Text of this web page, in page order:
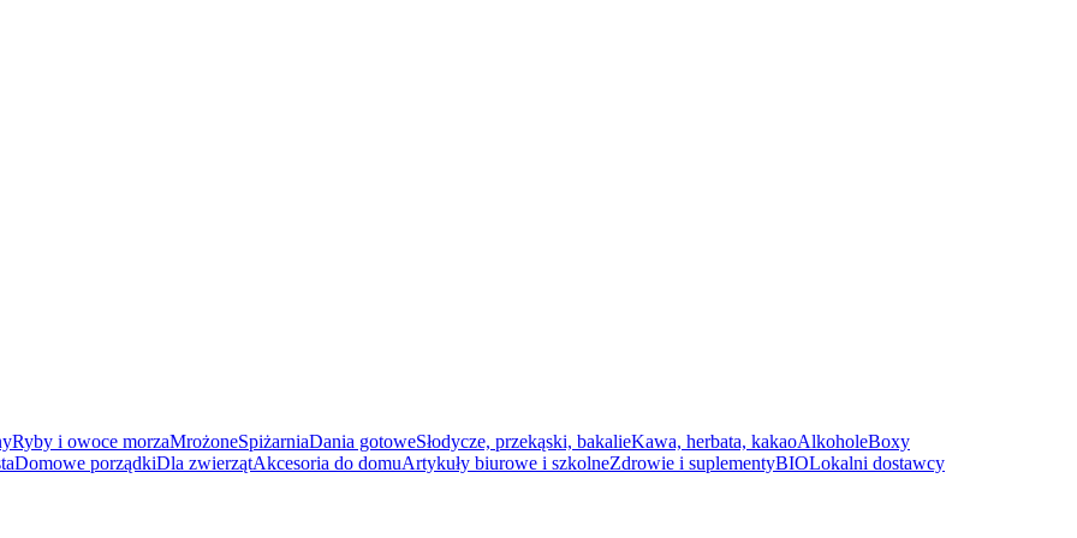
Ryby i owoce morzaMrożoneSpiżarniaDania gotoweSłodycze, przekąski, bakalieKawa, herbata, kakaoAlkoholeBoxy
Domowe porządkiDla zwierzątAkcesoria do domuArtykuły biurowe i szkolneZdrowie i suplementyBIOLokalni dostawcy